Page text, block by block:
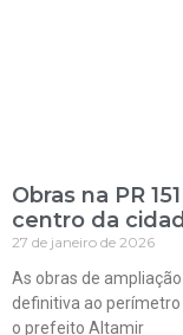
Obras na PR
centro da
27 de janeiro de 2026
As obras de
definitiva ao perímetro
o prefeito Altamir